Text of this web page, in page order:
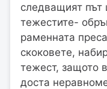
следващият път
тежестите-
раменната
скоковете,
тежест, защото
доста